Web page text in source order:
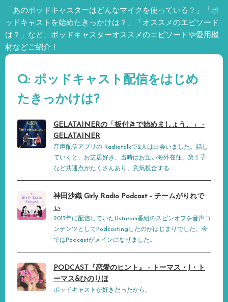
「あのポッドキャスターはどんなマイクを使っている？」「ポ
ッドキャストを始めたきっかけは？」「オススメのエピソード
は？」など、 ポッドキャスターオススメのエピソードや愛用機
材などご紹介！
Q: ポッドキャスト配信をはじめ
たきっかけは?
GELATAINERの「板付きで始めましょう、」 -
GELATAINER
音声配信アプリの Radiotalkで2人は出会いました。話し
ていくと、お芝居好き、当時はお互い海外在住、第１子
など共通点がたくさんあり、意気投合する...
神田沙織 Girly Radio Podcast - チームがりれで
ぃ
2013年に配信していたUstream番組のスピンオフを音声コ
ンテンツとしてPodcastingしたのがはじまりでした。今
ではPodcastがメインになりました。
PODCAST『恋愛のヒント』 - トーマス・J・ト
ーマス&ひのりほ
ポッドキャストが好きだったから。